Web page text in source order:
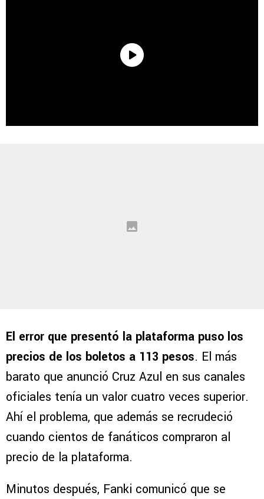
El error que presentó la plataforma puso los
precios de los boletos a 113 pesos. El más
barato que anunció Cruz Azul en sus canales
oficiales tenía un valor cuatro veces superior.
Ahí el problema, que además se recrudeció
cuando cientos de fanáticos compraron al
precio de la plataforma.
Minutos después, Fanki comunicó que se